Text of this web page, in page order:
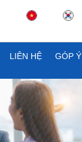
LIÊN HỆ GÓP Ý